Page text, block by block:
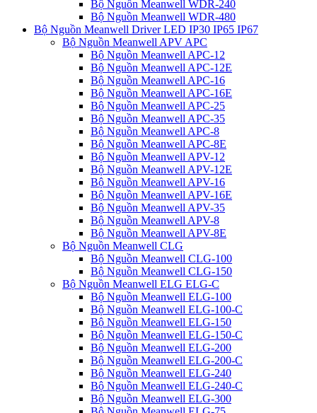
Bộ Nguồn Meanwell WDR-240
Bộ Nguồn Meanwell WDR-480
Bộ Nguồn Meanwell Driver LED IP30 IP65 IP67
Bộ Nguồn Meanwell APV APC
Bộ Nguồn Meanwell APC-12
Bộ Nguồn Meanwell APC-12E
Bộ Nguồn Meanwell APC-16
Bộ Nguồn Meanwell APC-16E
Bộ Nguồn Meanwell APC-25
Bộ Nguồn Meanwell APC-35
Bộ Nguồn Meanwell APC-8
Bộ Nguồn Meanwell APC-8E
Bộ Nguồn Meanwell APV-12
Bộ Nguồn Meanwell APV-12E
Bộ Nguồn Meanwell APV-16
Bộ Nguồn Meanwell APV-16E
Bộ Nguồn Meanwell APV-35
Bộ Nguồn Meanwell APV-8
Bộ Nguồn Meanwell APV-8E
Bộ Nguồn Meanwell CLG
Bộ Nguồn Meanwell CLG-100
Bộ Nguồn Meanwell CLG-150
Bộ Nguồn Meanwell ELG ELG-C
Bộ Nguồn Meanwell ELG-100
Bộ Nguồn Meanwell ELG-100-C
Bộ Nguồn Meanwell ELG-150
Bộ Nguồn Meanwell ELG-150-C
Bộ Nguồn Meanwell ELG-200
Bộ Nguồn Meanwell ELG-200-C
Bộ Nguồn Meanwell ELG-240
Bộ Nguồn Meanwell ELG-240-C
Bộ Nguồn Meanwell ELG-300